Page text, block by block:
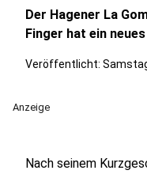
Der Hagener La
Finger hat ein
Veröffentlicht:
Anzeige
Nach seinem